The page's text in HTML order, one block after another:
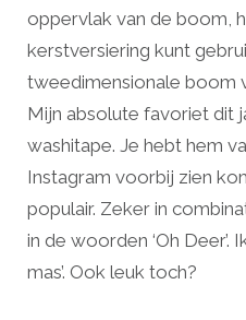
oppervlak van de boom,
kerstversiering kunt
tweedimensionale boom
Mijn absolute favoriet dit
washitape. Je hebt hem
Instagram voorbij zien
populair. Zeker in
in de woorden ‘Oh Deer’.
mas’. Ook leuk toch?